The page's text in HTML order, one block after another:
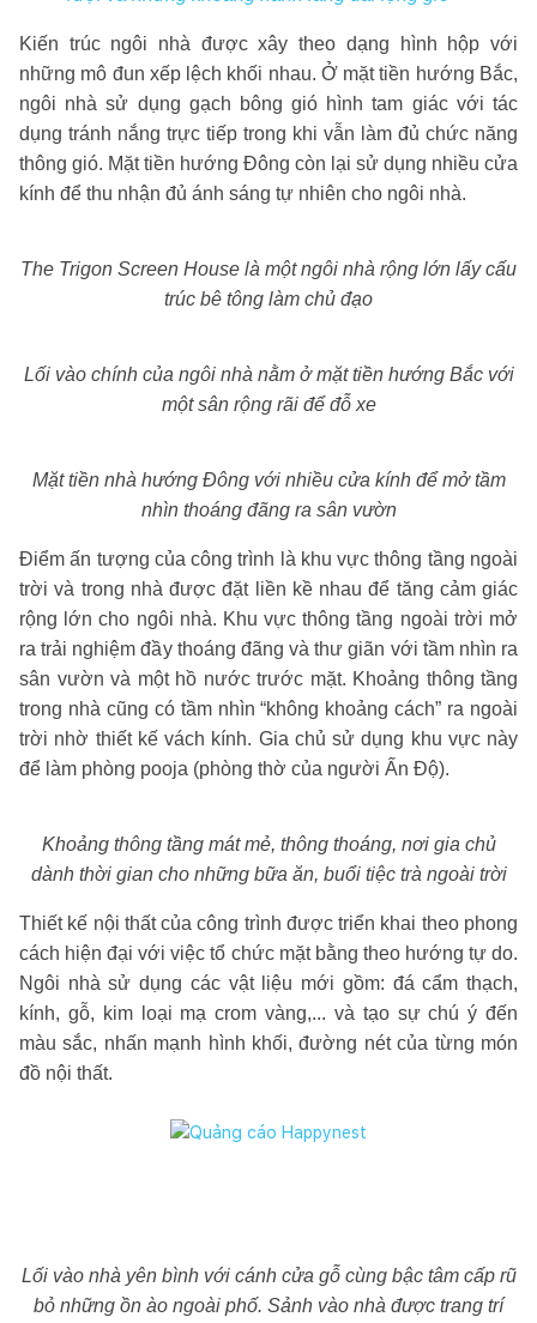
Kiến trúc ngôi nhà được xây theo dạng hình hộp với
những mô đun xếp lệch khối nhau. Ở mặt tiền hướng Bắc,
ngôi nhà sử dụng gạch bông gió hình tam giác với tác
dụng tránh nắng trực tiếp trong khi vẫn làm đủ chức năng
thông gió. Mặt tiền hướng Đông còn lại sử dụng nhiều cửa
kính để thu nhận đủ ánh sáng tự nhiên cho ngôi nhà.
The Trigon Screen House là một ngôi nhà rộng lớn lấy cấu
trúc bê tông làm chủ đạo
Lối vào chính của ngôi nhà nằm ở mặt tiền hướng Bắc với
một sân rộng rãi để đỗ xe
Mặt tiền nhà hướng Đông với nhiều cửa kính để mở tầm
nhìn thoáng đãng ra sân vườn
Điểm ấn tượng của công trình là khu vực thông tầng ngoài
trời và trong nhà được đặt liền kề nhau để tăng cảm giác
rộng lớn cho ngôi nhà. Khu vực thông tầng ngoài trời mở
ra trải nghiệm đầy thoáng đãng và thư giãn với tầm nhìn ra
sân vườn và một hồ nước trước mặt. Khoảng thông tầng
trong nhà cũng có tầm nhìn “không khoảng cách” ra ngoài
trời nhờ thiết kế vách kính. Gia chủ sử dụng khu vực này
để làm phòng pooja (phòng thờ của người Ấn Độ).
Khoảng thông tầng mát mẻ, thông thoáng, nơi gia chủ
dành thời gian cho những bữa ăn, buổi tiệc trà ngoài trời
Thiết kế nội thất của công trình được triển khai theo phong
cách hiện đại với việc tổ chức mặt bằng theo hướng tự do.
Ngôi nhà sử dụng các vật liệu mới gồm: đá cẩm thạch,
kính, gỗ, kim loại mạ crom vàng,... và tạo sự chú ý đến
màu sắc, nhấn mạnh hình khối, đường nét của từng món
đồ nội thất.
Lối vào nhà yên bình với cánh cửa gỗ cùng bậc tâm cấp rũ
bỏ những ồn ào ngoài phố. Sảnh vào nhà được trang trí